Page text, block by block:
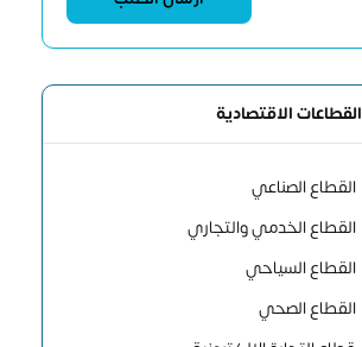
القطاعات الاقتصادية
القطاع الصناعي
القطاع الخدمي والتجاري
القطاع السياحي
القطاع الصحي